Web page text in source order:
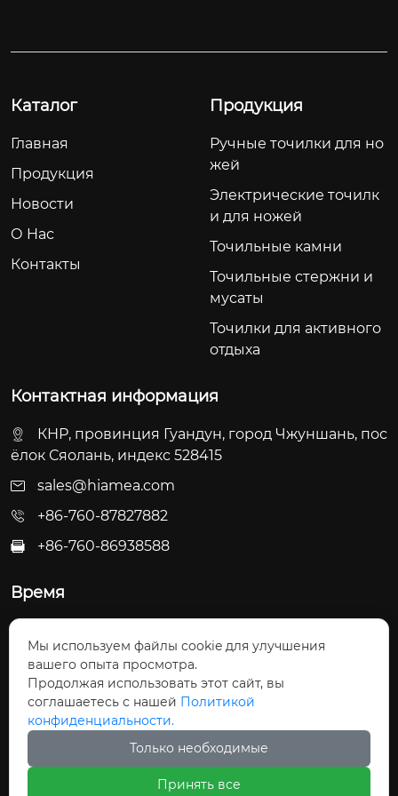
Каталог
Главная
Продукция
Новости
О Hас
Контакты
Продукция
Ручные точилки для но
жей
Электрические точилк
и для ножей
Точильные камни
Точильные стержни и
мусаты
Точилки для активного
отдыха
Контактная информация
КНР, провинция Гуандун, город Чжуншань, пос
ёлок Сяолань, индекс 528415
sales@hiamea.com
+86-760-87827882
 +86-760-86938588
Время
Сб - Вс: 10:00 - 22:30
Авторское право©ООО Чжуншань Хайвэй
Кухонные Принадлежности
Мы используем файлы cookie для улучшения
вашего опыта просмотра.
Продолжая использовать этот сайт, вы
соглашаетесь с нашей Политикой
конфиденциальности.
Только необходимые
Принять все